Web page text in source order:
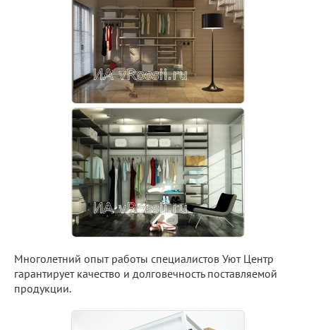
Многолетний опыт работы специалистов Уют Центр
гарантирует качество и долговечность поставляемой
продукции.